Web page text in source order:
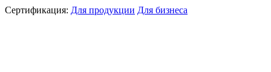
Сертификация: Для продукции Для бизнеса